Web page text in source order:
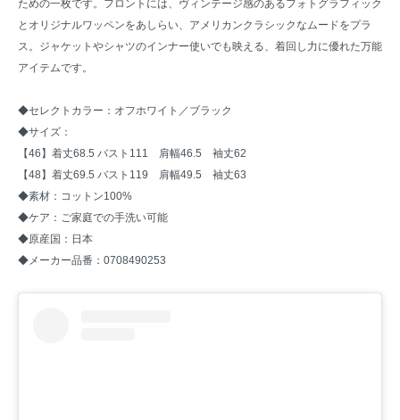
ための一枚です。フロントには、ヴィンテージ感のあるフォトグラフィック
とオリジナルワッペンをあしらい、アメリカンクラシックなムードをプラ
ス。ジャケットやシャツのインナー使いでも映える、着回し力に優れた万能
アイテムです。
◆セレクトカラー：オフホワイト／ブラック
◆サイズ：
【46】着丈68.5 バスト111 肩幅46.5 袖丈62
【48】着丈69.5 バスト119 肩幅49.5 袖丈63
◆素材：コットン100%
◆ケア：ご家庭での手洗い可能
◆原産国：日本
◆メーカー品番：0708490253